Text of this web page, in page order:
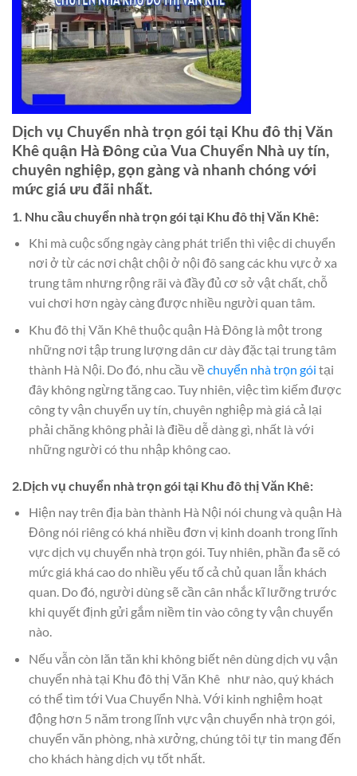
Dịch vụ Chuyển nhà trọn gói tại Khu đô thị Văn
Khê quận Hà Đông của Vua Chuyển Nhà uy tín,
chuyên nghiệp, gọn gàng và nhanh chóng với
mức giá ưu đãi nhất.
1. Nhu cầu chuyển nhà trọn gói tại Khu đô thị Văn Khê:
Khi mà cuộc sống ngày càng phát triển thì việc di chuyển
nơi ở từ các nơi chật chội ở nội đô sang các khu vực ở xa
trung tâm nhưng rộng rãi và đầy đủ cơ sở vật chất, chỗ
vui chơi hơn ngày càng được nhiều người quan tâm.
Khu đô thị Văn Khê thuộc quận Hà Đông là một trong
những nơi tập trung lượng dân cư dày đặc tại trung tâm
thành Hà Nội. Do đó, nhu cầu về chuyển nhà trọn gói tại
đây không ngừng tăng cao. Tuy nhiên, việc tìm kiếm được
công ty vận chuyển uy tín, chuyên nghiệp mà giá cả lại
phải chăng không phải là điều dễ dàng gì, nhất là với
những người có thu nhập không cao.
2.Dịch vụ chuyển nhà trọn gói tại Khu đô thị Văn Khê:
Hiện nay trên địa bàn thành Hà Nội nói chung và quận Hà
Đông nói riêng có khá nhiều đơn vị kinh doanh trong lĩnh
vực dịch vụ chuyển nhà trọn gói. Tuy nhiên, phần đa sẽ có
mức giá khá cao do nhiều yếu tố cả chủ quan lẫn khách
quan. Do đó, người dùng sẽ cần cân nhắc kĩ lưỡng trước
khi quyết định gửi gắm niềm tin vào công ty vận chuyển
nào.
Nếu vẫn còn lăn tăn khi không biết nên dùng dịch vụ vận
chuyển nhà tại Khu đô thị Văn Khê như nào, quý khách
có thể tìm tới Vua Chuyển Nhà. Với kinh nghiệm hoạt
động hơn 5 năm trong lĩnh vực vận chuyển nhà trọn gói,
chuyển văn phòng, nhà xưởng, chúng tôi tự tin mang đến
cho khách hàng dịch vụ tốt nhất.